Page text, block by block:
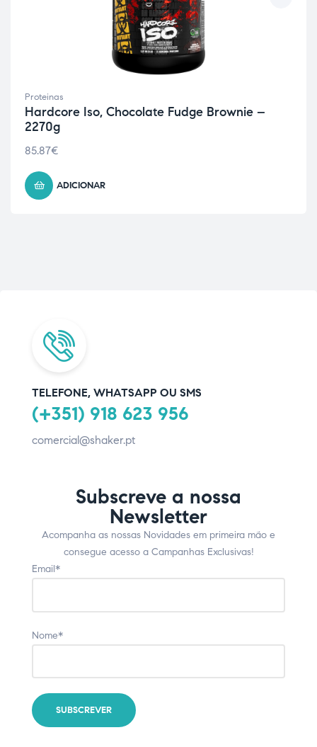
Proteinas
Hardcore Iso, Chocolate Fudge Brownie –
2270g
85.87€
ADICIONAR
TELEFONE, WHATSAPP OU SMS
(+351) 918 623 956
comercial@shaker.pt
Subscreve a nossa
Newsletter
Acompanha as nossas Novidades em primeira mão e
consegue acesso a Campanhas Exclusivas!
Email*
Nome*